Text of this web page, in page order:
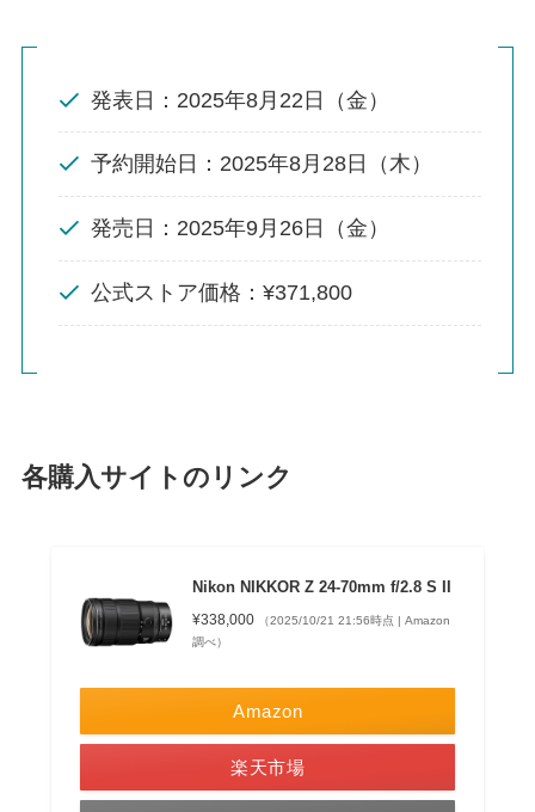
発表日：2025年8月22日（金）
予約開始日：2025年8月28日（木）
発売日：2025年9月26日（金）
公式ストア価格：¥371,800
各購入サイトのリンク
Nikon NIKKOR Z 24-70mm f/2.8 S II
¥338,000
（2025/10/21 21:56時点 | Amazon
調べ）
Amazon
楽天市場